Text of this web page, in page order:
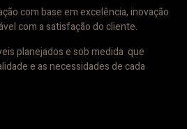
com base em excelência, inovação
com a satisfação do cliente.
planejados e sob medida que
e as necessidades de cada